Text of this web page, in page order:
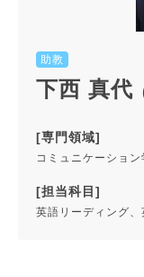
助教
下西 真代
[専門領域]
コミュニケーショ
[担当科目]
英語リーディング